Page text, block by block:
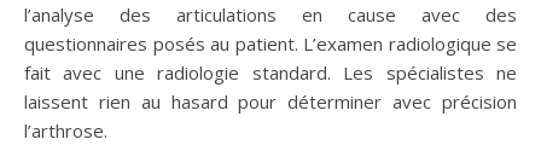
l’analyse des articulations en cause avec des
questionnaires posés au patient. L’examen radiologique se
fait avec une radiologie standard. Les spécialistes ne
laissent rien au hasard pour déterminer avec précision
l’arthrose.